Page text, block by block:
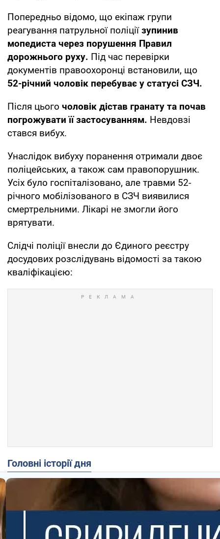
Попередньо відомо, що екіпаж групи
реагування патрульної поліціїзупинив
мопедиста через порушення Правил
дорожнього руху. Під час перевірки
документів правоохоронці встановили, що
52-річний чоловік перебуває у статусі СЗЧ.
Після цього чоловік дістав гранату та почав
погрожувати її застосуванням. Невдовзі
стався вибух.
Унаслідок вибуху поранення отримали двоє
поліцейських, а також сам правопорушник.
Усіх було госпіталізовано, але травми 52-
річного мобілізованого в СЗЧ виявилися
смертрельними. Лікарі не змогли його
врятувати.
Слідчі поліції внесли до Єдиного реєстру
досудових розслідувань відомості за такою
кваліфікацією:
Головні історії дня